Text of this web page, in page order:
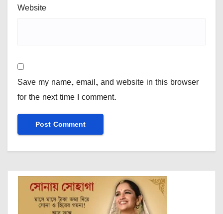
Website
Save my name, email, and website in this browser
for the next time I comment.